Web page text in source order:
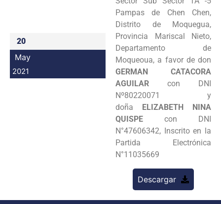
20
May
2021
Pampas de Chen Chen,
Distrito de Moquegua,
Provincia Mariscal Nieto,
Departamento de
Moqueoua, a favor de don
GERMAN CATACORA
AGUILAR con DNI
Nº80220071 y
doña ELIZABETH NINA
QUISPE con DNI
N°47606342, Inscrito en la
Partida Electrónica
N°11035669
Descargar